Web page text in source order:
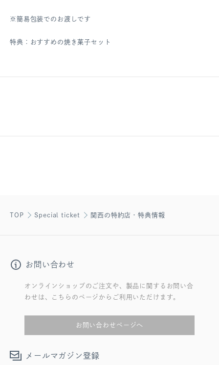
※簡易包装でのお渡しです
特典：おすすめの焼き菓子セット
TOP Special ticket 関西の特約店・特典情報
お問い合わせ
オンラインショップのご注文や、製品に関するお問い合
わせは、こちらのページからご利用いただけます。
お問い合わせページへ
メールマガジン登録